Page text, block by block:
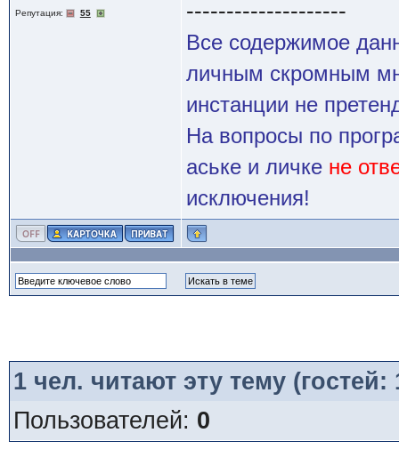
Репутация: 55 --------------------
Все содержимое
личным скромным
инстанции не
На вопросы по
аське и личке не
исключения!
1чел. читают эту тему
Пользователей: 0